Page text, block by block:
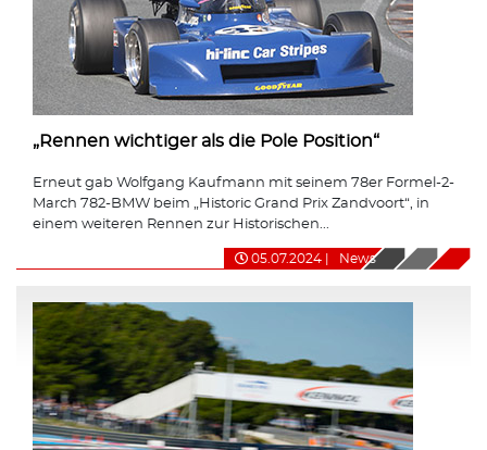
„Rennen wichtiger als die Pole Position“
Erneut gab Wolfgang Kaufmann mit seinem 78er Formel-2-
March 782-BMW beim „Historic Grand Prix Zandvoort“, in
einem weiteren Rennen zur Historischen...
05.07.2024 News